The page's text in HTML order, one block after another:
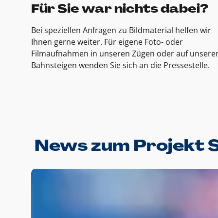
Für Sie war nichts dabei?
Bei speziellen Anfragen zu Bildmaterial helfen wir
Ihnen gerne weiter. Für eigene Foto- oder
Filmaufnahmen in unseren Zügen oder auf
Bahnsteigen wenden Sie sich an die Pressestelle.
News zum Projekt